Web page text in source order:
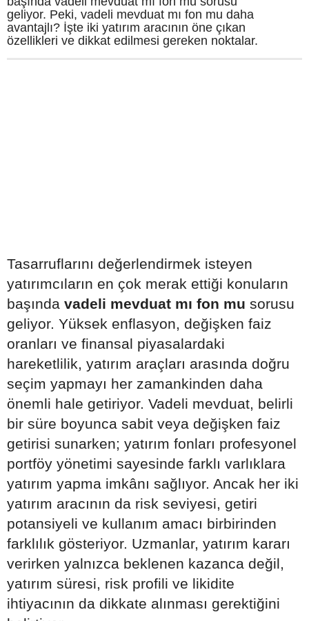
geliyor. Peki, vadeli mevduat mı fon mu daha
avantajlı? İşte iki yatırım aracının öne çıkan
özellikleri ve dikkat edilmesi gereken noktalar.
Tasarruflarını değerlendirmek isteyen
yatırımcıların en çok merak ettiği konuların
başında vadeli mevduat mı fon mu sorusu
geliyor. Yüksek enflasyon, değişken faiz
oranları ve finansal piyasalardaki
hareketlilik, yatırım araçları arasında doğru
seçim yapmayı her zamankinden daha
önemli hale getiriyor. Vadeli mevduat, belirli
bir süre boyunca sabit veya değişken faiz
getirisi sunarken; yatırım fonları profesyonel
portföy yönetimi sayesinde farklı varlıklara
yatırım yapma imkânı sağlıyor. Ancak her iki
yatırım aracının da risk seviyesi, getiri
potansiyeli ve kullanım amacı birbirinden
farklılık gösteriyor. Uzmanlar, yatırım kararı
verirken yalnızca beklenen kazanca değil,
yatırım süresi, risk profili ve likidite
ihtiyacının da dikkate alınması gerektiğini